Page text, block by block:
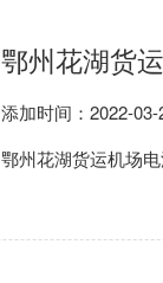
鄂州花湖货
添加时间：2022-
鄂州花湖货运机场